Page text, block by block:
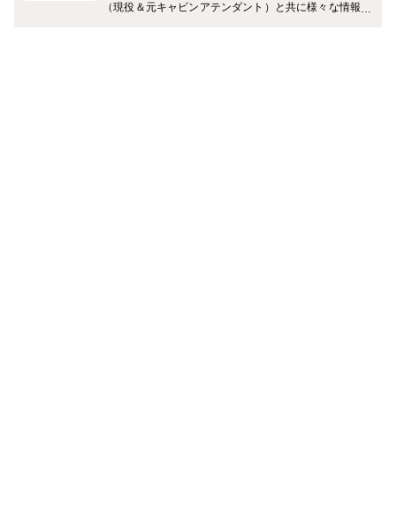
（現役＆元キャビンアテンダント）と共に様々な情報を